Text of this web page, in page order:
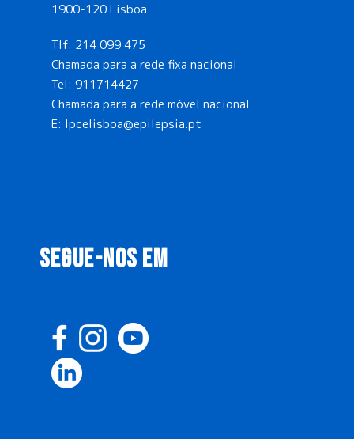
1900-120 Lisboa
Tlf: 214 099 475
Chamada para a rede fixa nacional
Tel: 911714427
Chamada para a rede móvel nacional
E: lpcelisboa@epilepsia.pt
SEGUE-NOS EM